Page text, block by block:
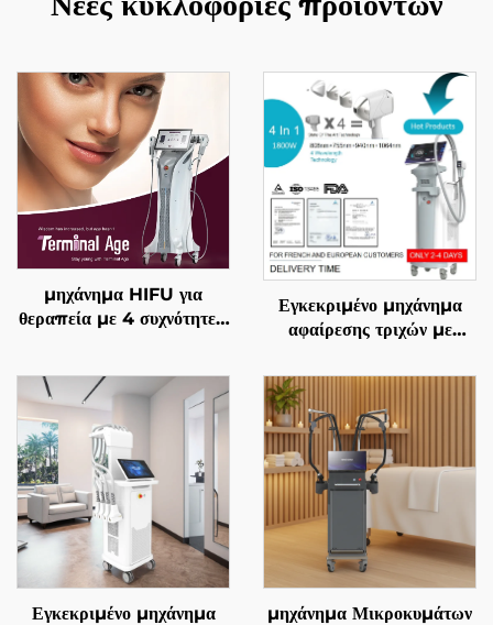
μηχάνημα HIFU για
θεραπεία με 4 συχνότητες,
δέρματος, αναδιαμόρφωση
σώματος και
αντιμετώπιση γήρανσης
Εγκεκριμένο μηχάνημα
αφαίρεσης τριχών με
αντικαθιστώμενες επαφές,
600 W, 1200 W, 1800
W, 3000 W, και μήκη
κύματος 755 nm, 808
nm, 940 nm, 1064 nm,
σύμφωνα με τις
προδιαγραφές MDR, FDA,
MDSAP
Εγκεκριμένο μηχάνημα
μηχάνημα Μικροκυμάτων